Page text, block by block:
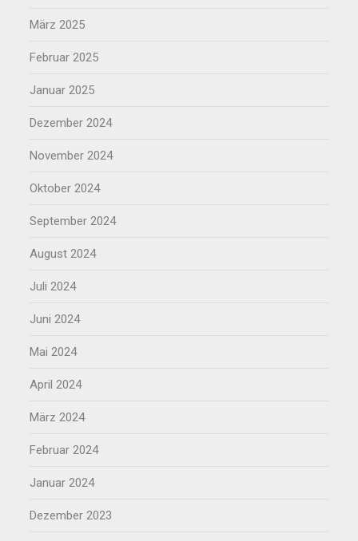
März 2025
Februar 2025
Januar 2025
Dezember 2024
November 2024
Oktober 2024
September 2024
August 2024
Juli 2024
Juni 2024
Mai 2024
April 2024
März 2024
Februar 2024
Januar 2024
Dezember 2023